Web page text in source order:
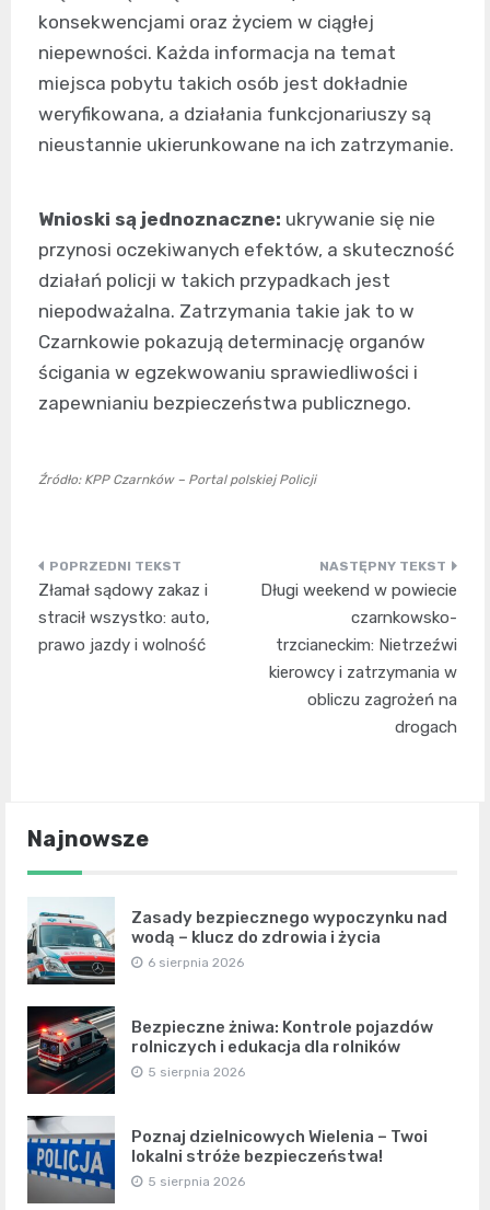
konsekwencjami oraz życiem w ciągłej
niepewności. Każda informacja na temat
miejsca pobytu takich osób jest dokładnie
weryfikowana, a działania funkcjonariuszy są
nieustannie ukierunkowane na ich zatrzymanie.
Wnioski są jednoznaczne: ukrywanie się nie
przynosi oczekiwanych efektów, a skuteczność
działań policji w takich przypadkach jest
niepodważalna. Zatrzymania takie jak to w
Czarnkowie pokazują determinację organów
ścigania w egzekwowaniu sprawiedliwości i
zapewnianiu bezpieczeństwa publicznego.
Źródło: KPP Czarnków – Portal polskiej Policji
Nawigacja
wpisu
Złamał sądowy zakaz i
stracił wszystko: auto,
prawo jazdy i wolność
Długi weekend w powiecie
czarnkowsko-
trzcianeckim: Nietrzeźwi
kierowcy i zatrzymania w
obliczu zagrożeń na
drogach
Najnowsze
Zasady bezpiecznego wypoczynku nad
wodą – klucz do zdrowia i życia
6 sierpnia 2026
Bezpieczne żniwa: Kontrole pojazdów
rolniczych i edukacja dla rolników
5 sierpnia 2026
Poznaj dzielnicowych Wielenia – Twoi
lokalni stróże bezpieczeństwa!
5 sierpnia 2026